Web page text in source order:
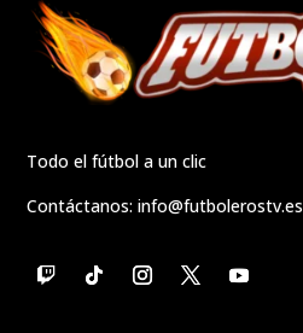
Todo el fútbol a un clic
Contáctanos:info@futbolerostv.es